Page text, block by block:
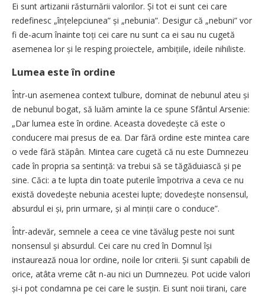
Ei sunt artizanii răsturnării valorilor. Și tot ei sunt cei care
redefinesc „înțelepciunea” și „nebunia”. Desigur că „nebuni” vor
fi de-acum înainte toți cei care nu sunt ca ei sau nu cugetă
asemenea lor și le resping proiectele, ambițiile, ideile nihiliste.
Lumea este în ordine
Într-un asemenea context tulbure, dominat de nebunul ateu și
de nebunul bogat, să luăm aminte la ce spune Sfântul Arsenie:
„Dar lumea este în ordine. Aceasta dovedește că este o
conducere mai presus de ea. Dar fără ordine este mintea care
o vede fără stăpân. Mintea care cugetă că nu este Dumnezeu
cade în propria sa sentință: va trebui să se tăgăduiască și pe
sine. Căci: a te lupta din toate puterile împotriva a ceva ce nu
există dovedește nebunia acestei lupte; dovedește nonsensul,
absurdul ei și, prin urmare, și al minții care o conduce”.
Într-adevăr, semnele a ceea ce vine tăvălug peste noi sunt
nonsensul și absurdul. Cei care nu cred în Domnul își
instaurează noua lor ordine, noile lor criterii. Și sunt capabili de
orice, atâta vreme cât n-au nici un Dumnezeu. Pot ucide valori
și-i pot condamna pe cei care le susțin. Ei sunt noii tirani, care